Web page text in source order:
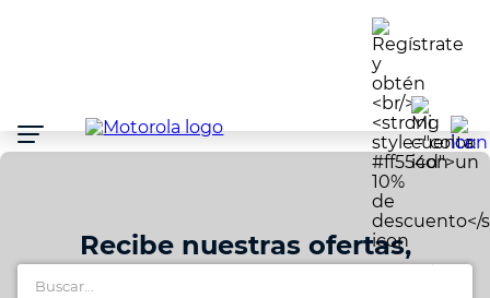
sistema
de
Buscar...
Recibe nuestras ofertas,
lanzamientos y promociones